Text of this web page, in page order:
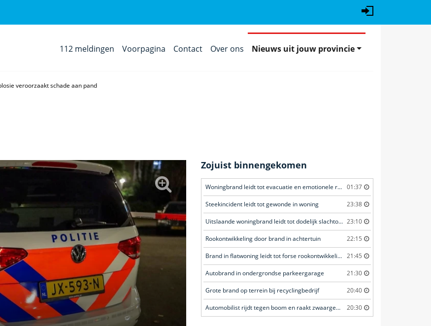
112 meldingen Voorpagina Contact Over ons Nieuws uit jouw provincie
veroorzaakt schade aan pand
Zojuist binnengekomen
Woningbrand leidt tot evacuatie en emotionele redding van kat 01:37
Steekincident leidt tot gewonde in woning 23:38
Uitslaande woningbrand leidt tot dodelijk slachtoffer 23:10
Rookontwikkeling door brand in achtertuin 22:15
Brand in flatwoning leidt tot forse rookontwikkeling 21:45
Autobrand in ondergrondse parkeergarage 21:30
Grote brand op terrein bij recyclingbedrijf 20:40
Automobilist rijdt tegen boom en raakt zwaargewond 20:30